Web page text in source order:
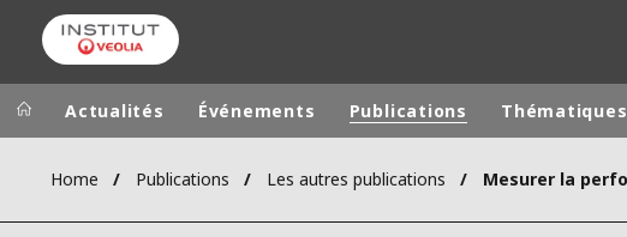
Groupe Veolia Dans le monde
Actualités Événements Publications Thématiques
Home Publications Les autres publications